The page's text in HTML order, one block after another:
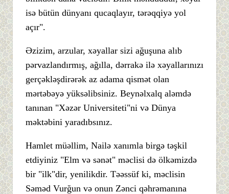
isə bütün dünyanı qucaqlayır, tərəqqiyə yol
açır".
Əzizim, arzular, xəyallar sizi ağuşuna alıb
pərvazlandırmış, ağılla, dərrakə ilə xəyallarınızı
gerçəkləşdirərək az adama qismət olan
mərtəbəyə yüksəlibsiniz. Beynəlxalq aləmdə
tanınan "Xəzər Universiteti"ni və Dünya
məktəbini yaradıbsınız.
Hamlet müəllim, Nailə xanımla birgə təşkil
etdiyiniz "Elm və sənət" məclisi də ölkəmizdə
bir "ilk"dir, yenilikdir. Təəssüf ki, məclisin
Səməd Vurğun və onun Zənci qəhrəmanına